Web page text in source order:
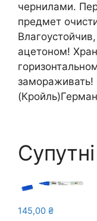
чернилами.
предмет
ацетоном!
замораживать!
145,00 ₴